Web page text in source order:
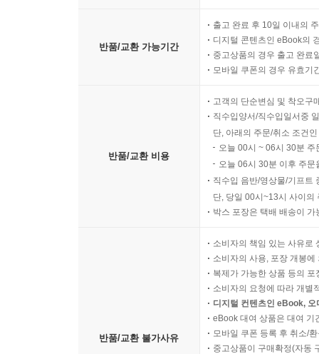
반품/교환 가능기간
출고 완료 후 10일 이내의
디지털 콘텐츠인 eBook의
중고상품의 경우 출고 완료
모바일 쿠폰의 경우 유효기
반품/교환 비용
고객의 단순변심 및 착오구
직수입양서/직수입일서중
단, 아래의 주문/취소 조건
오늘 00시 ~ 06시 30분
오늘 06시 30분 이후 주
직수입 음반/영상물/기프트
단, 당일 00시~13시 사이의
박스 포장은 택배 배송이
반품/교환 불가사유
소비자의 책임 있는 사유로
소비자의 사용, 포장 개봉
복제가 가능한 상품 등의
소비자의 요청에 따라 개별
디지털 컨텐츠인 eBook,
eBook 대여 상품은 대여 기
모바일 쿠폰 등록 후 취소/
중고상품이 구매확정(자동